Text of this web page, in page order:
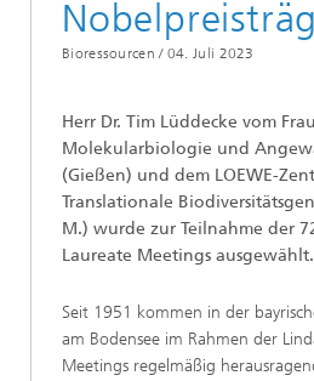
Bioressourcen / 04. Juli 2023
Herr Dr. Tim Lüddecke vom
Molekularbiologie und
(Gießen) und dem LOEWE-
Translationale
M.) wurde zur Teilnahme der
Laureate Meetings ausgewählt.
Seit 1951 kommen in der
am Bodensee im Rahmen der
Meetings regelmäßig